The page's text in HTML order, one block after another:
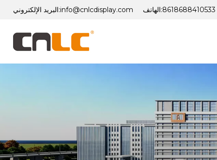
البريد الإلكتروني:info@cnlcdisplay.com الهاتف:8618688410533